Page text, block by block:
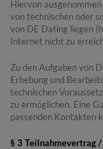
Hiervon
von technischen oder
von DE Dating liegen
Internet nicht zu
Zu den Aufgaben von
Erhebung und
technischen
zu ermöglichen. Eine
passenden Kontakten
§ 3 Teilnahmevertrag